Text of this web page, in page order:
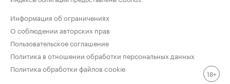
Информация об ограничениях
О соблюдении авторских прав
Пользовательское соглашение
Политика в отношении обработки персональных данных
Политика обработки файлов cookie
18+